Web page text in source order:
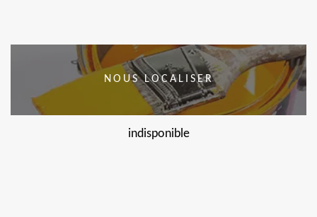
NOUS LOCALISER
indisponible